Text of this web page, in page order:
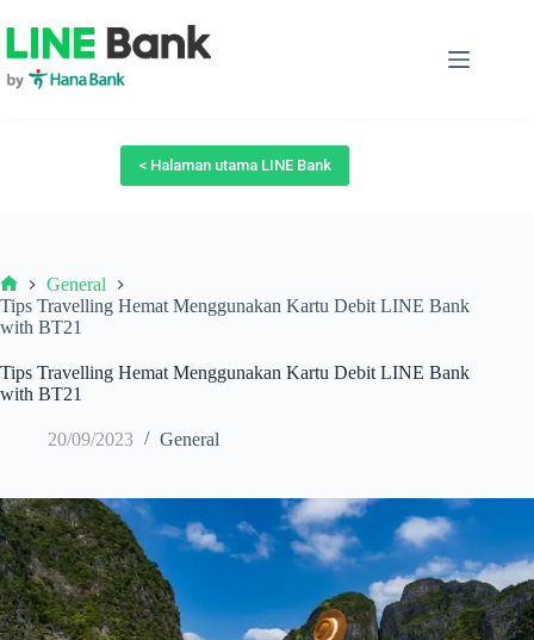
to
content
< Halaman utama LINE Bank
Beranda
General
Tips Travelling Hemat Menggunakan Kartu Debit LINE Bank
with BT21
Tips Travelling Hemat Menggunakan Kartu Debit LINE Bank
with BT21
20/09/2023 General